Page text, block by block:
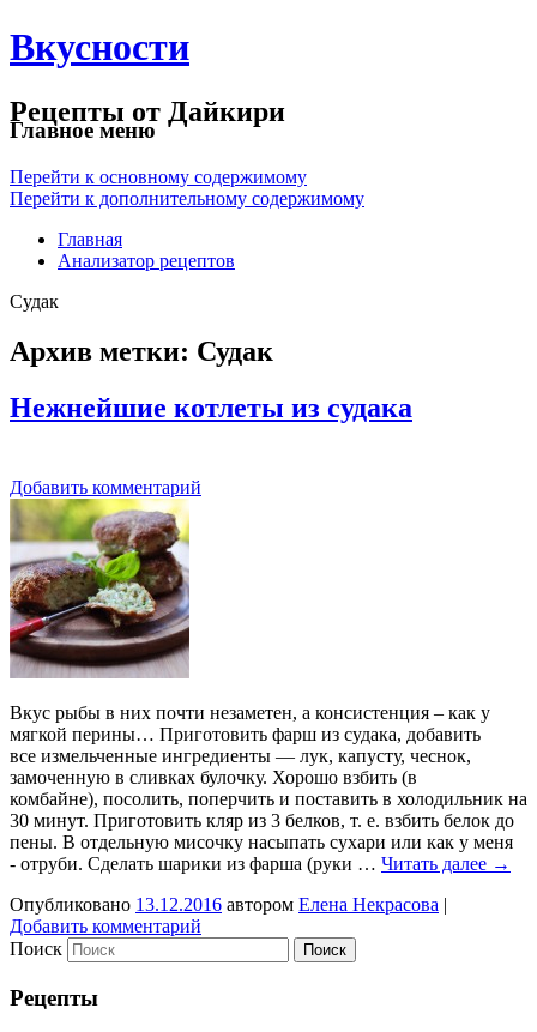
Вкусности
Рецепты от Дайкири
Главное меню
Перейти к основному содержимому
Перейти к дополнительному содержимому
Главная
Анализатор рецептов
Судак
Архив метки: Судак
Нежнейшие котлеты из судака
Добавить комментарий
Вкус рыбы в них почти незаметен, а консистенция – как у
мягкой перины… Приготовить фарш из судака, добавить
все измельченные ингредиенты — лук, капусту, чеснок,
замоченную в сливках булочку. Хорошо взбить (в
комбайне), посолить, поперчить и поставить в холодильник на
30 минут. Приготовить кляр из 3 белков, т. е. взбить белок до
пены. В отдельную мисочку насыпать сухари или как у меня
- отруби. Сделать шарики из фарша (руки … Читать далее →
Опубликовано 13.12.2016 автором Елена Некрасова |
Добавить комментарий
Поиск
Рецепты